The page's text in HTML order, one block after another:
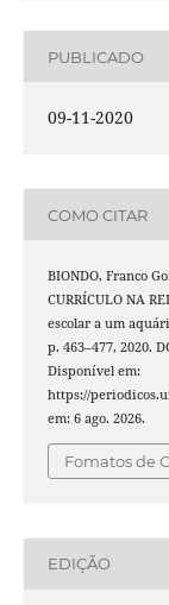
PUBLICADO
09-11-2020
COMO CITAR
BIONDO, Franco
CURRÍCULO NA
escolar a um
p. 463–477, 2020.
Disponível em:
https://
em: 6 ago. 2026.
Fomatos de
EDIÇÃO